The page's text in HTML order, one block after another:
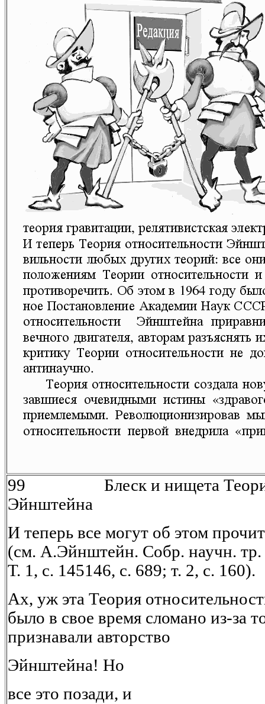
99 Блеск и нищета Теории
Эйнштейна
И теперь все могут об этом
(см. А.Эйнштейн. Собр. научн.
Т. 1, с. 145146, с. 689; т. 2, с. 160).
Ах, уж эта Теория
было в свое время сломано из-за
признавали авторство
Эйнштейна! Но
все это позади, и